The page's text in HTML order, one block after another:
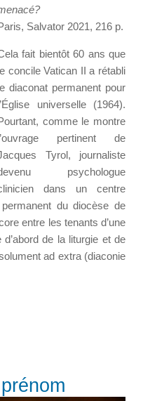
Salvator 2021, 216 p.
fait bientôt 60 ans que
le concile Vatican II a rétabli
le diaconat permanent pour
l’Église universelle (1964).
comme le montre
l’ouvrage pertinent de
Tyrol, journaliste
psychologue
dans un centre
du diocèse de
entre les tenants d’une
de la liturgie et de
ad extra (diaconie